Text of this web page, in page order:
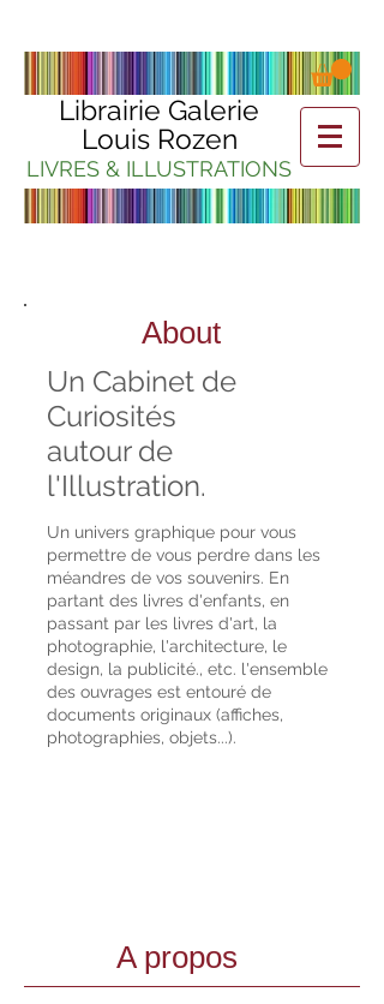
Librairie Galerie
Louis Rozen
LIVRES & ILLUSTRATIONS
About
Un Cabinet de
Curiosités
autour de
l'Illustration.
Un univers graphique pour vous
permettre de vous perdre dans les
méandres de vos souvenirs. En
partant des livres d'enfants, en
passant par les livres d'art, la
photographie, l'architecture, le
design, la publicité., etc. l'ensemble
des ouvrages est entouré de
documents originaux (affiches,
photographies, objets...).
A propos